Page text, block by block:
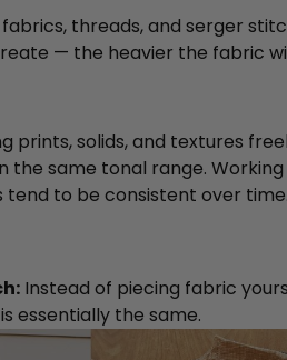
threads, and serger
— the heavier the fabric
prints, solids, and textures
the same tonal range.
tend to be consistent over time.
Instead of piecing fabric
essentially the same.